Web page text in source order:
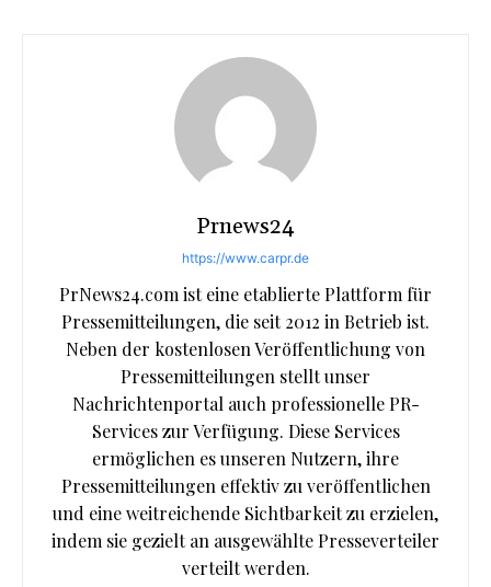
Prnews24
https://www.carpr.de
PrNews24.com ist eine etablierte Plattform für
Pressemitteilungen, die seit 2012 in Betrieb ist.
Neben der kostenlosen Veröffentlichung von
Pressemitteilungen stellt unser
Nachrichtenportal auch professionelle PR-
Services zur Verfügung. Diese Services
ermöglichen es unseren Nutzern, ihre
Pressemitteilungen effektiv zu veröffentlichen
und eine weitreichende Sichtbarkeit zu erzielen,
indem sie gezielt an ausgewählte Presseverteiler
verteilt werden.